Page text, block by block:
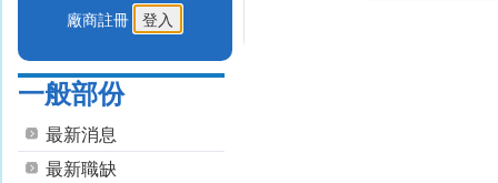
廠商註冊
一般部份
最新消息
最新職缺